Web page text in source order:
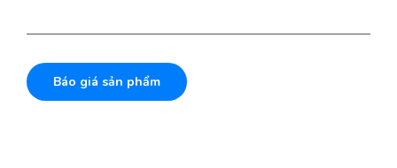
Báo giá sản phẩm